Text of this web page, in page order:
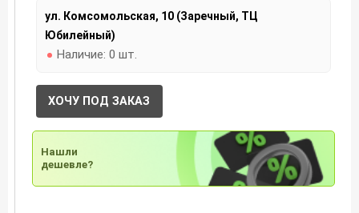
ул. Комсомольская, 10 (Заречный, ТЦ
Юбилейный)
Наличие: 0 шт.
ХОЧУ ПОД ЗАКАЗ
Нашли
дешевле?